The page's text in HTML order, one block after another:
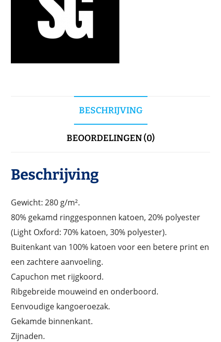
BESCHRIJVING
BEOORDELINGEN (0)
Beschrijving
Gewicht: 280 g/m².
80% gekamd ringgesponnen katoen, 20% polyester
(Light Oxford: 70% katoen, 30% polyester).
Buitenkant van 100% katoen voor een betere print en
een zachtere aanvoeling.
Capuchon met rijgkoord.
Ribgebreide mouweind en onderboord.
Eenvoudige kangoeroezak.
Gekamde binnenkant.
Zijnaden.